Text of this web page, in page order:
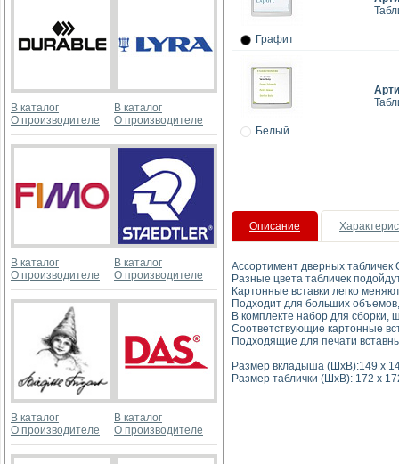
В каталог
О производителе
В каталог
О производителе
В каталог
О производителе
В каталог
О производителе
В каталог
О производителе
В каталог
О производителе
Графит
Белый
Описание
Ассортимент дверных табличек
Разные цвета табличек
Картонные вставки легко
Подходит для больших
В комплекте набор для сборки,
Соответствующие картонные
Подходящие для печати
Размер вкладыша (ШхВ):149 х
Размер таблички (ШхВ): 172 х